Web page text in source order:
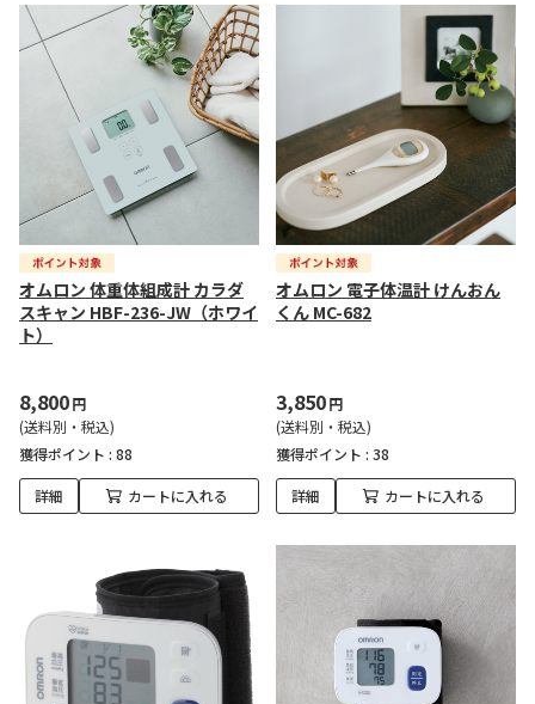
オムロン 体重体組成計 カラダ
スキャン HBF-236-JW（ホワイ
ト）
8,800円
(送料別・税込)
獲得ポイント : 88
詳細 カートに入れる
オムロン 電子体温計 けんおん
くん MC-682
3,850円
(送料別・税込)
獲得ポイント : 38
詳細 カートに入れる